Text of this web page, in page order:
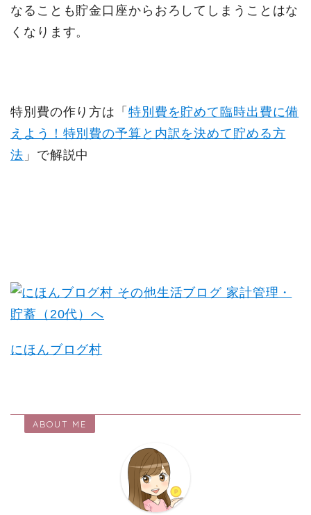
なることも貯金口座からおろしてしまうことはな
くなります。
特別費の作り方は「 特別費を貯めて臨時出費に備
えよう！特別費の予算と内訳を決めて貯める方
法 」で解説中
にほんブログ村
ABOUT ME